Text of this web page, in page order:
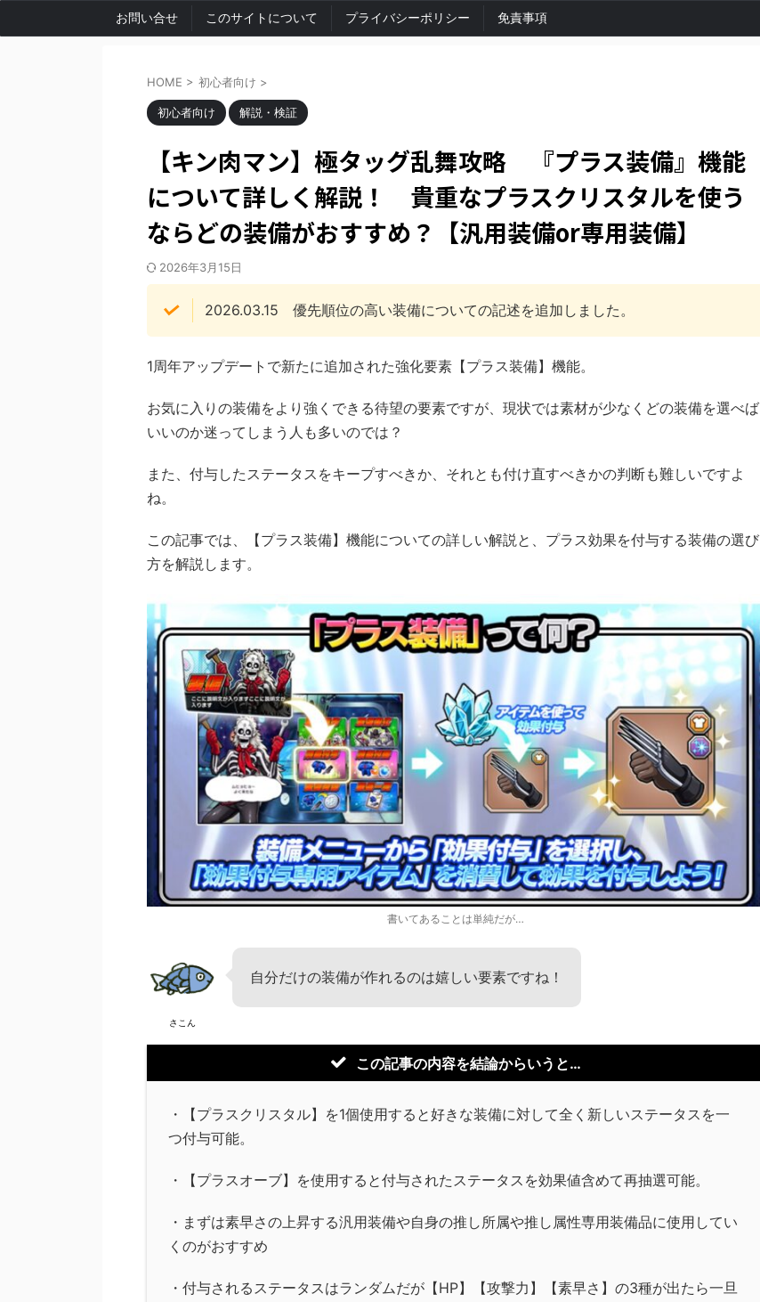
お問い合せ このサイトについて プライバシーポリシー 免責事項
HOME > 初心者向け >
初心者向け 解説・検証
【キン肉マン】極タッグ乱舞攻略 『プラス装備』機能
について詳しく解説！ 貴重なプラスクリスタルを使う
ならどの装備がおすすめ？【汎用装備or専用装備】
2026年3月15日
2026.03.15 優先順位の高い装備についての記述を追加しました。
1周年アップデートで新たに追加された強化要素【プラス装備】機能。
お気に入りの装備をより強くできる待望の要素ですが、現状では素材が少なくどの装備を選べば
いいのか迷ってしまう人も多いのでは？
また、付与したステータスをキープすべきか、それとも付け直すべきかの判断も難しいですよ
ね。
この記事では、【プラス装備】機能についての詳しい解説と、プラス効果を付与する装備の選び
方を解説します。
書いてあることは単純だが…
さこん
自分だけの装備が作れるのは嬉しい要素ですね！
この記事の内容を結論からいうと…
・【プラスクリスタル】を1個使用すると好きな装備に対して全く新しいステータスを一
つ付与可能。
・【プラスオーブ】を使用すると付与されたステータスを効果値含めて再抽選可能。
・まずは素早さの上昇する汎用装備や自身の推し所属や推し属性専用装備品に使用してい
くのがおすすめ
・付与されるステータスはランダムだが【HP】【攻撃力】【素早さ】の3種が出たら一旦